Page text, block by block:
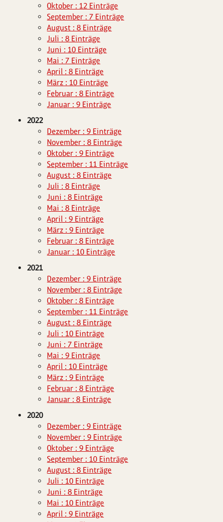
Oktober : 12 Einträge
September : 7 Einträge
August : 8 Einträge
Juli : 8 Einträge
Juni : 10 Einträge
Mai : 7 Einträge
April : 8 Einträge
März : 10 Einträge
Februar : 8 Einträge
Januar : 9 Einträge
2022
Dezember : 9 Einträge
November : 8 Einträge
Oktober : 9 Einträge
September : 11 Einträge
August : 8 Einträge
Juli : 8 Einträge
Juni : 8 Einträge
Mai : 8 Einträge
April : 9 Einträge
März : 9 Einträge
Februar : 8 Einträge
Januar : 10 Einträge
2021
Dezember : 9 Einträge
November : 8 Einträge
Oktober : 8 Einträge
September : 11 Einträge
August : 8 Einträge
Juli : 10 Einträge
Juni : 7 Einträge
Mai : 9 Einträge
April : 10 Einträge
März : 9 Einträge
Februar : 8 Einträge
Januar : 8 Einträge
2020
Dezember : 9 Einträge
November : 9 Einträge
Oktober : 9 Einträge
September : 10 Einträge
August : 8 Einträge
Juli : 10 Einträge
Juni : 8 Einträge
Mai : 10 Einträge
April : 9 Einträge